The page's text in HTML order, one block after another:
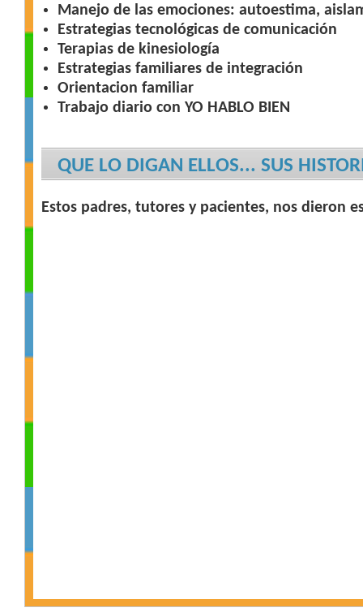
Manejo de las emociones: autoestima,
Estrategias tecnológicas de comunicación
Terapias de kinesiología
Estrategias familiares de integración
Orientacion familiar
Trabajo diario con YO HABLO BIEN
QUE LO DIGAN ELLOS... SUS
Estos padres, tutores y pacientes, nos dieron